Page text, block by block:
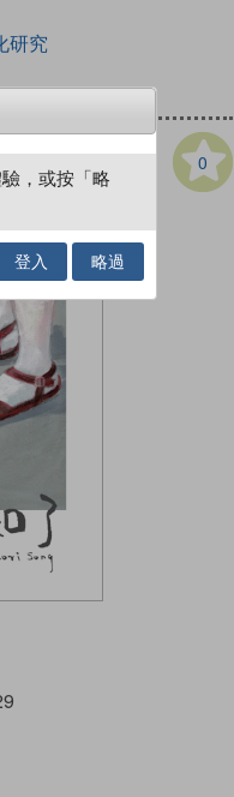
研究
0
，或按「略
登入 略過